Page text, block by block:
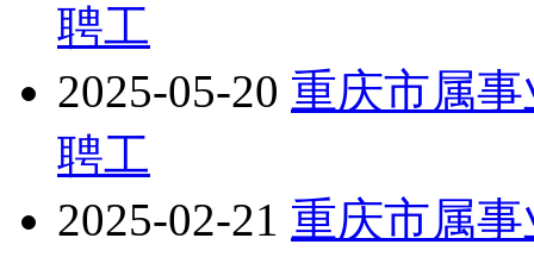
聘工
2025-05-20 重庆市属
聘工
2025-02-21 重庆市属